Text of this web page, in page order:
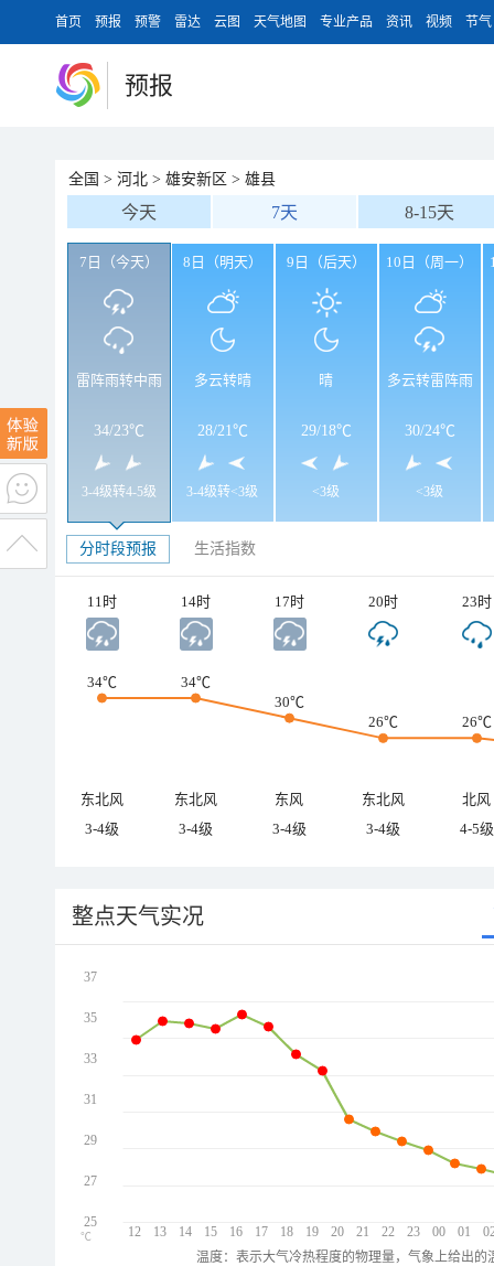
首页 预报 预警 雷达 云图 天气地图 专业产品 资讯 视频 节气
预报
全国 > 河北 > 雄安新区 > 雄县
今天 7天 8-15天
7日（今天）
雷阵雨转中雨
34/23℃
3-4级转4-5级
8日（明天）
多云转晴
28/21℃
3-4级转<3级
9日（后天）
晴
29/18℃
<3级
10日（周一）
多云转雷阵雨
30/24℃
<3级
分时段预报 生活指数
11时 14时 17时 20时 23时
34℃
34℃
30℃
26℃
26℃
东北风 东北风 东风 东北风
北风
3-4级
3-4级 3-4级 3-4级 4-5级
整点天气实况
12 13 14 15 16 17 18 19 20 21 22 23 00 01
37
35
33
31
29
27
25
℃
温度：表示大气冷热程度的物理量，气象上给出